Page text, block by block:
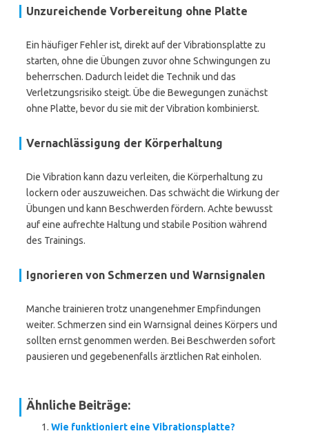
Unzureichende Vorbereitung ohne Platte
Ein häufiger Fehler ist, direkt auf der Vibrationsplatte zu
starten, ohne die Übungen zuvor ohne Schwingungen zu
beherrschen. Dadurch leidet die Technik und das
Verletzungsrisiko steigt. Übe die Bewegungen zunächst
ohne Platte, bevor du sie mit der Vibration kombinierst.
Vernachlässigung der Körperhaltung
Die Vibration kann dazu verleiten, die Körperhaltung zu
lockern oder auszuweichen. Das schwächt die Wirkung der
Übungen und kann Beschwerden fördern. Achte bewusst
auf eine aufrechte Haltung und stabile Position während
des Trainings.
Ignorieren von Schmerzen und Warnsignalen
Manche trainieren trotz unangenehmer Empfindungen
weiter. Schmerzen sind ein Warnsignal deines Körpers und
sollten ernst genommen werden. Bei Beschwerden sofort
pausieren und gegebenenfalls ärztlichen Rat einholen.
Ähnliche Beiträge:
Wie funktioniert eine Vibrationsplatte?